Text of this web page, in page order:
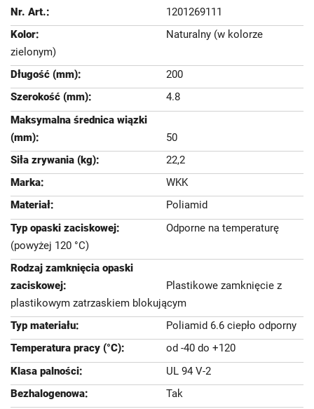
1201269111
Naturalny (w kolorze
zielonym)
200
4.8
50
22,2
WKK
Poliamid
Odporne na temperaturę
(powyżej 120 °C)
Plastikowe zamknięcie z
plastikowym zatrzaskiem blokującym
Poliamid 6.6 ciepło odporny
od -40 do +120
UL 94 V-2
Tak